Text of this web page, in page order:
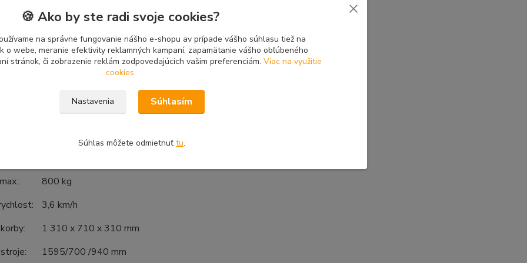
389 cm³
8,2 kW
Reverzní
Automatická bezpečnostní
Smykem
800 kg
3,6 km/h
1 310 x 710 x 310 mm
1595/700 /940 mm
🍪 Ako by ste radi svoje cookies?
na správne fungovanie nášho e-shopu av prípade vášho súhlasu tiež na
o webe, meranie efektivity reklamných kampaní, zapamätanie vášho obľúbeného
stránok, či zobrazenie reklám zodpovedajúcich vašim preferenciám. Viac na využitie
cookies
Nastavenia Súhlasím
Súhlas môžete odmietnuť tu.